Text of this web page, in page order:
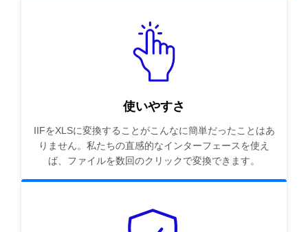
使いやすさ
IIFをXLSに変換することがこんなに簡単だったことはあ
りません。私たちの直感的なインターフェースを使え
ば、ファイルを数回のクリックで変換できます。